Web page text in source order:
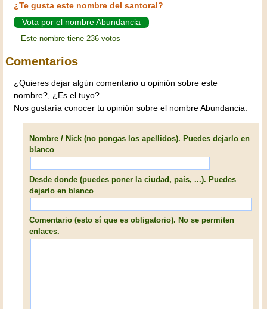
¿Te gusta este nombre del santoral?
Vota por el nombre Abundancia
Este nombre tiene 236 votos
Comentarios
¿Quieres dejar algún comentario u opinión sobre este
nombre?, ¿Es el tuyo?
Nos gustaría conocer tu opinión sobre el nombre Abundancia.
Nombre / Nick (no pongas los apellidos). Puedes dejarlo en
blanco
Desde donde (puedes poner la ciudad, país, ...). Puedes
dejarlo en blanco
Comentario (esto sí que es obligatorio). No se permiten
enlaces.